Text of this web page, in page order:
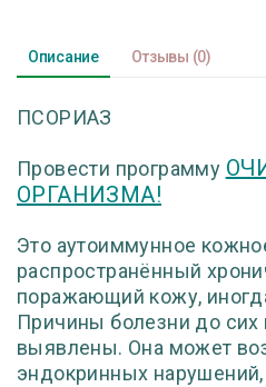
Описание Отзывы (0)
ПСОРИАЗ
Провести программу
ОРГАНИЗМА!
Это аутоиммунное
распространённый
поражающий кожу,
Причины болезни до сих
выявлены. Она может
эндокринных